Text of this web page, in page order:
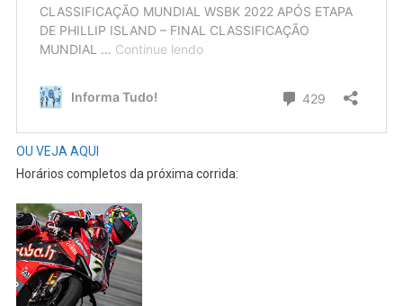
OU VEJA AQUI
Horários completos da próxima corrida: